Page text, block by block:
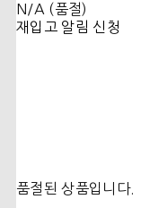
N/A (품절)
재입고 알림 신청
품절된 상품입니다.